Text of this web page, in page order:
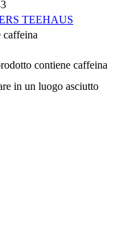
TEEHAUS
caffeina
contiene caffeina
in un luogo asciutto